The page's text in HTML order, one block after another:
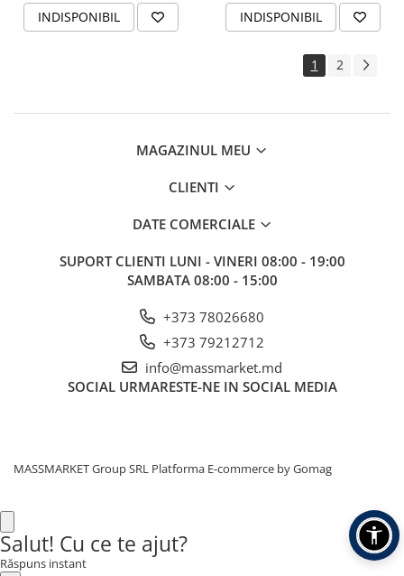
INDISPONIBIL INDISPONIBIL
1 2
MAGAZINUL MEU
CLIENTI
DATE COMERCIALE
SUPORT CLIENTI LUNI - VINERI 08:00 - 19:00
SAMBATA 08:00 - 15:00
+373 78026680
+373 79212712
info@massmarket.md
SOCIAL URMARESTE-NE IN SOCIAL MEDIA
MASSMARKET Group SRL Platforma E-commerce by Gomag
Salut! Cu ce te ajut?
Răspuns instant